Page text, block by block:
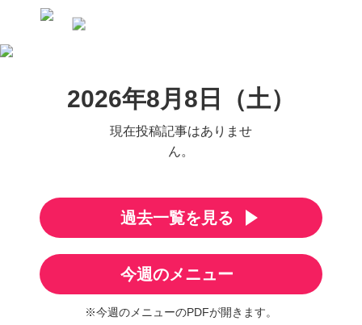
2026年8月8日（土）
現在投稿記事はありませ
ん。
過去一覧を見る
今週のメニュー
※今週のメニューのPDFが開きます。